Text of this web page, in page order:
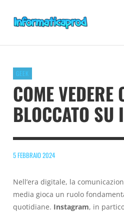
GEEK
COME
BLOCCATO SU
5 FEBBRAIO 2024
Nell’era digitale, la
media gioca un ruolo
quotidiane. Instagram, in